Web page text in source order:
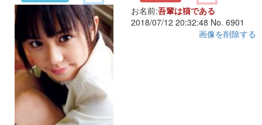
お名前:吾輩は猫である
2018/07/12 20:32:48 No. 6901
画像を削除する